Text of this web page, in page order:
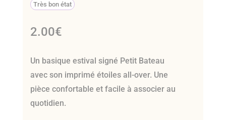
Très bon état
2.00€
Un basique estival signé Petit Bateau
avec son imprimé étoiles all-over. Une
pièce confortable et facile à associer au
quotidien.